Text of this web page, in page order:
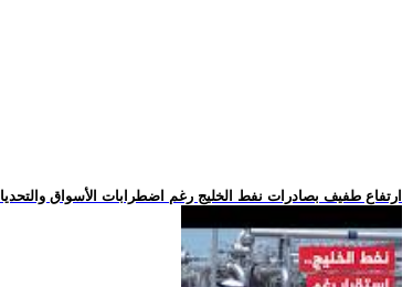
.. ارتفاع طفيف بصادرات نفط الخليج رغم اضطرابات الأسواق والتحديا